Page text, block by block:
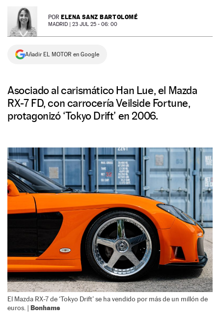
NEWSLETTER POR ELENA SANZ BARTOLOMÉ
MADRID | 23 JUL 25 - 06: 00
Añadir EL MOTOR en Google
Asociado al carismático Han Lue, el Mazda
RX-7 FD, con carrocería Veilside Fortune,
protagonizó ‘Tokyo Drift’ en 2006.
El Mazda RX-7 de ‘Tokyo Drift’ se ha vendido por más de un millón de
euros. | Bonhams